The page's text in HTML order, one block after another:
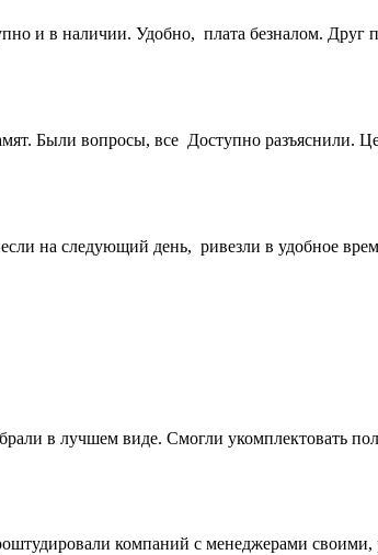
и в наличии. Удобно, плата безналом. Друг
Были вопросы, все Доступно разъяснили.
на следующий день, ривезли в удобное
в лучшем виде. Смогли укомплектовать
компаний с менеджерами